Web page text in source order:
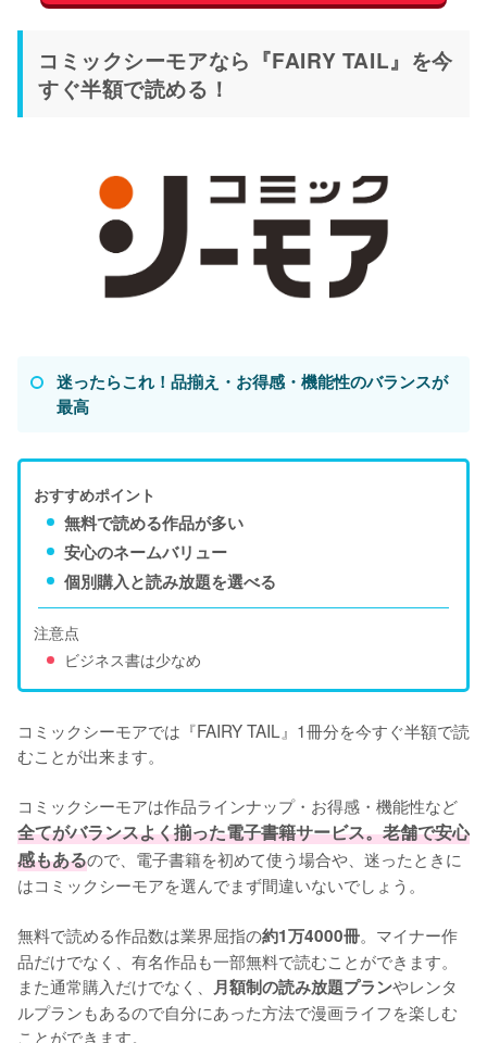
コミックシーモアなら『FAIRY TAIL』を今
すぐ半額で読める！
迷ったらこれ！品揃え・お得感・機能性のバランスが
最高
おすすめポイント
無料で読める作品が多い
安心のネームバリュー
個別購入と読み放題を選べる
注意点
ビジネス書は少なめ
コミックシーモアでは『FAIRY TAIL』1冊分を今すぐ半額で読
むことが出来ます。
コミックシーモアは作品ラインナップ・お得感・機能性など
全てがバランスよく揃った電子書籍サービス。老舗で安心
感もあるので、電子書籍を初めて使う場合や、迷ったときに
はコミックシーモアを選んでまず間違いないでしょう。
無料で読める作品数は業界屈指の約1万4000冊。マイナー作
品だけでなく、有名作品も一部無料で読むことができます。
また通常購入だけでなく、 月額制の読み放題プランやレンタ
ルプランもあるので自分にあった方法で漫画ライフを楽しむ
ことができます。